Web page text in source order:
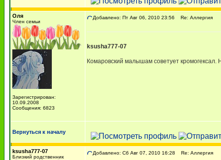
Оля
Член семьи
Зарегистрирован:
10.09.2008
Сообщения: 6823
Добавлено: Пт Авг 06, 2010 23:56 Re: Аллергия
ksusha777-07
Комаровский малышам советует
Вернуться к началу
ksusha777-07
Близкий родственник
Добавлено: Сб Авг 07, 2010 16:28 Re: Аллергия